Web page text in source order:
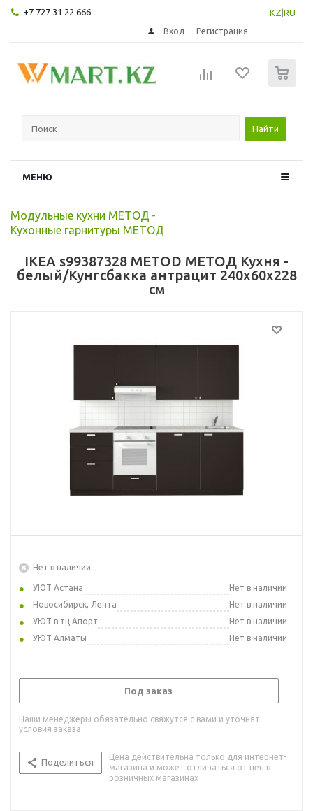
+7 727 31 22 666 KZ RU
Вход Регистрация
Найти
МЕНЮ
Модульные кухни МЕТОД -
Кухонные гарнитуры МЕТОД
IKEA s99387328 METOD МЕТОД Кухня -
белый/Кунгсбакка антрацит 240x60x228
см
Нет в наличии
УЮТ Астана
Нет в наличии
Новосибирск, Лента
Нет в наличии
УЮТ в тц Апорт
Нет в наличии
УЮТ Алматы
Нет в наличии
Под заказ
Наши менеджеры обязательно свяжутся с вами и уточнят
условия заказа
Поделиться
Цена действительна только для интернет-
магазина и может отличаться от цен в
розничных магазинах